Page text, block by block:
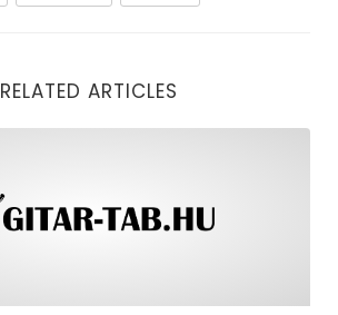
RELATED ARTICLES